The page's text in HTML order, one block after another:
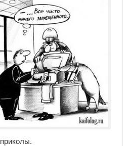
приколы.